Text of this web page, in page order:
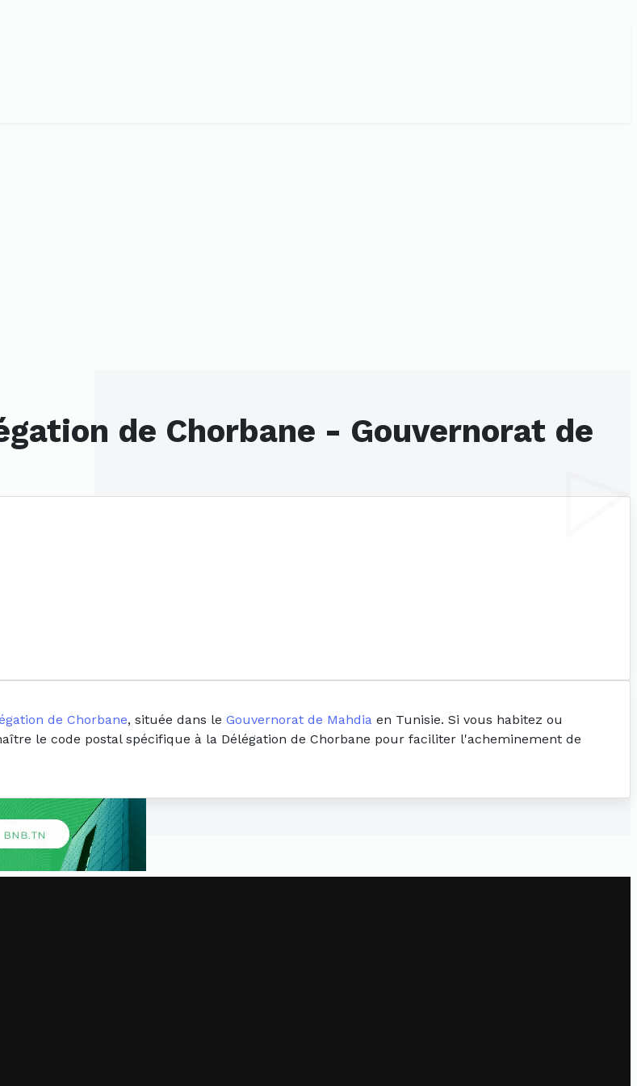
de Chorbane - Gouvernorat de
de Chorbane, située dans le Gouvernorat de Mahdia en Tunisie. Si vous habitez ou
le code postal spécifique à la Délégation de Chorbane pour faciliter l'acheminement de